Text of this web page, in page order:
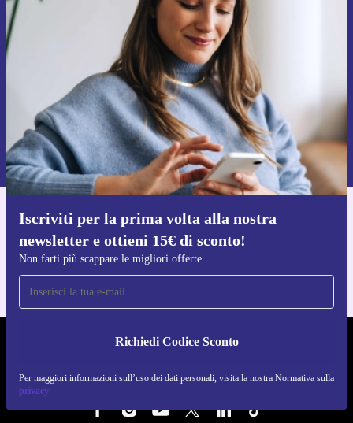
Iscriviti per la prima volta alla nostra
newsletter e ottieni 15€ di sconto!
Non farti più scappare le migliori offerte
Richiedi Codice Sconto
Per maggiori informazioni sull’uso dei dati personali, visita la nostra Normativa sulla
privacy
newsletter e ottieni 15€ di sconto!
Non farti più scappare le migliori offerte.
Richiedi codice sconto
Per maggiori informazioni sull’uso dei dati personali, visita la nostra
Normativa sulla privacy
Scarica l'app di refurbed
Per iOS e Android
REFURBED ITALIA - RETHINK NEW.
SEGUICI SU